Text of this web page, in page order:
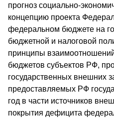
прогноз социально-
концепцию проекта
федеральном бюджете на
бюджетной и налоговой
принципы
бюджетов субъектов РФ,
государственных внешних
предоставляемых РФ
год в части источников
покрытия дефицита